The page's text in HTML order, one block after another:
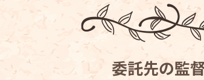
委託先の監